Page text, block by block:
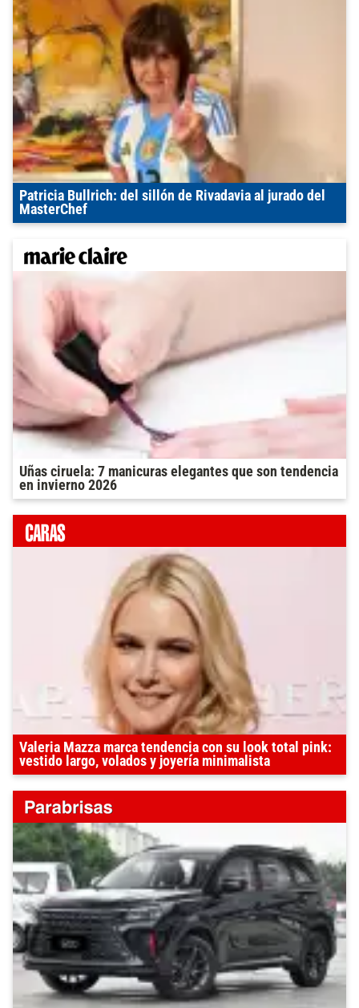
Patricia Bullrich: del sillón de Rivadavia al jurado del
MasterChef
Uñas ciruela: 7 manicuras elegantes que son tendencia
en invierno 2026
Valeria Mazza marca tendencia con su look total pink:
vestido largo, volados y joyería minimalista